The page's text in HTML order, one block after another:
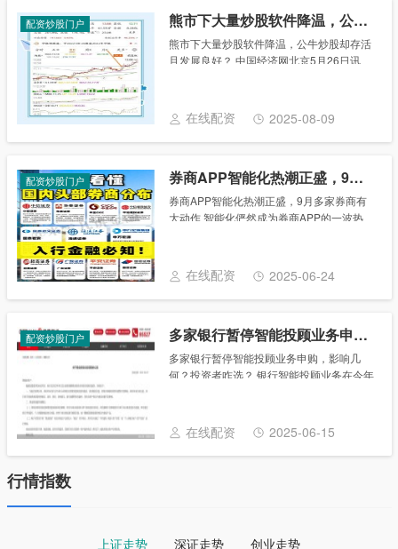
配资炒股门户 熊市下大量炒股软件降温，公牛炒股却存活且发展良好？
熊市下大量炒股软件降温，公牛炒股却存活
且发展良好？ 中国经济网北京5月26日讯
重来，令大量炒股软件骤然降温，甚至大浪
淘沙，去......
在线配资 2025-08-09
配资炒股门户 券商APP智能化热潮正盛，9月多家券商有大动作
券商APP智能化热潮正盛，9月多家券商有
大动作 智能化俨然成为券商APP的一波热
就真的OUT了！ 进入9月份，上线智能投
顾......
在线配资 2025-06-24
配资炒股门户 多家银行暂停智能投顾业务申购，影响几何？投资者咋选？
多家银行暂停智能投顾业务申购，影响几
何？投资者咋选？ 银行智能投顾业务在今年
的工商银行和招商银行均宣布暂停智能投顾
产品的购买......
在线配资 2025-06-15
行情指数
上证走势 深证走势 创业走势